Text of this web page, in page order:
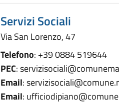
Servizi Sociali
Via San Lorenzo, 47
Telefono: +39 0884 519644
PEC:
Email:
Email: